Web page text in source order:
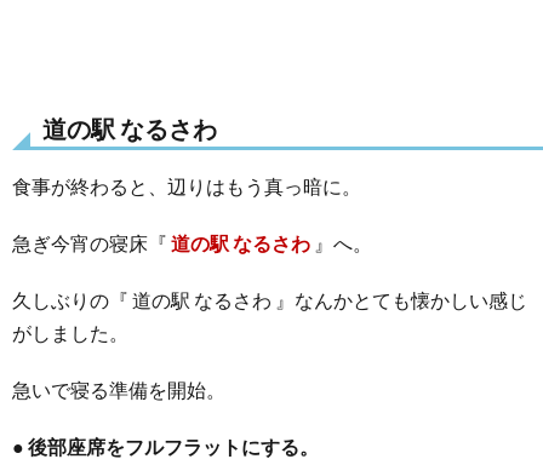
道の駅 なるさわ
食事が終わると、辺りはもう真っ暗に。
急ぎ今宵の寝床『 道の駅 なるさわ 』へ。
久しぶりの『 道の駅 なるさわ 』なんかとても懐かしい感じ
がしました。
急いで寝る準備を開始。
● 後部座席をフルフラットにする。